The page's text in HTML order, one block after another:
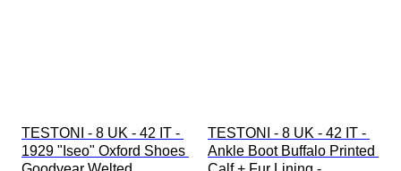
TESTONI - 8 UK - 42 IT -
1929 "Iseo" Oxford Shoes
TESTONI - 8 UK - 42 IT -
Ankle Boot Buffalo Printed